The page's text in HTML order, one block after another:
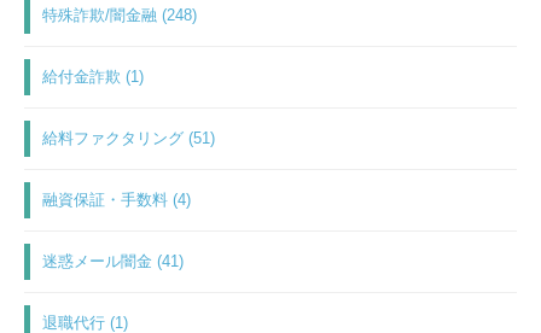
特殊詐欺/闇金融 (248)
給付金詐欺 (1)
給料ファクタリング (51)
融資保証・手数料 (4)
迷惑メール闇金 (41)
退職代行 (1)